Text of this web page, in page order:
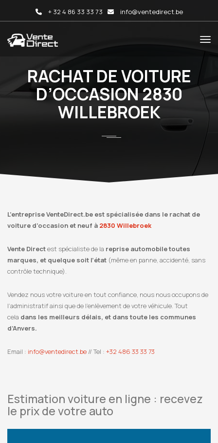
+ 32 4 86 33 33 73 info@ventedirect.be
RACHAT DE VOITURE
D’OCCASION 2830
WILLEBROEK
L’entreprise VenteDirect.be est spécialisée dans le rachat de
voiture d’occasion et neuf à 2830 Willebroek
Vente Directest spécialiste de la reprise automobile toutes
marques, et quelque soit l’état (même en panne, accidenté, sans
contrôle technique).
Vendez nous votre voiture en tout confiance, nous nous occupons de
l’administratif ainsi que de l’enlèvement de votre véhicule. Tout
cela dans les meilleurs délais, et dans toute les communes
d’Anvers.
Email : info@ventedirect.be // Tel : +32 486 33 33 73
Estimation voiture en ligne : recevez
le prix de votre auto